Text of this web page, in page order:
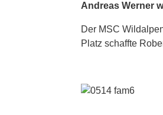
Andreas Werner
Der MSC
Platz schaffte